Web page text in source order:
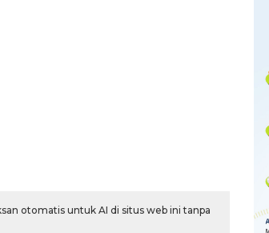
otomatis untuk AI di situs web ini tanpa
kejahatan